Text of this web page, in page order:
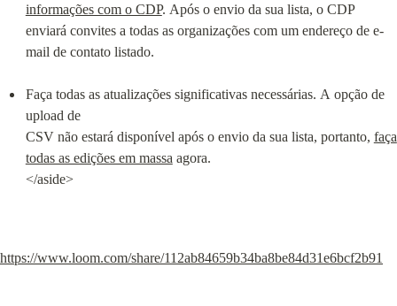
informações com o CDP. Após o envio da sua lista, o CDP
enviará convites a todas as organizações com um endereço de e-
mail de contato listado.
Faça todas as atualizações significativas necessárias. A opção de
upload de
CSV não estará disponível após o envio da sua lista, portanto, faça
todas as edições em massa agora.
</aside>
https://www.loom.com/share/112ab84659b34ba8be84d31e6bcf2b91